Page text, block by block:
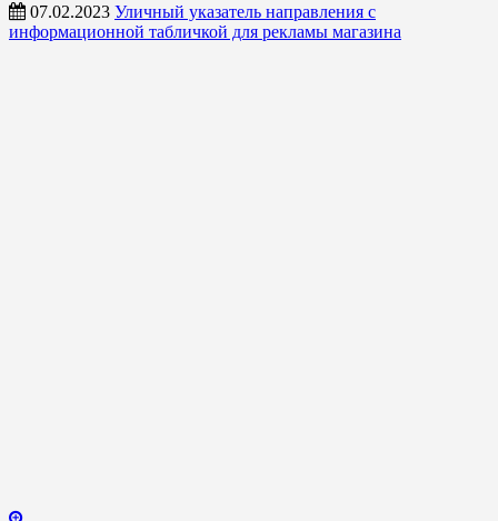
07.02.2023 Уличный указатель направления с
информационной табличкой для рекламы магазина